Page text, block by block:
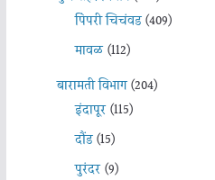
पिंपरी चिचंवड(409)
मावळ(112)
बारामती विभाग(204)
इंदापूर(115)
दौंड(15)
पुरंदर(9)